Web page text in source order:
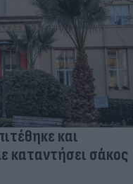
και
καταντήσει σάκος